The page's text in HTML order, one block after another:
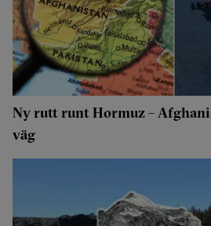
Ny rutt runt Hormuz –
väg